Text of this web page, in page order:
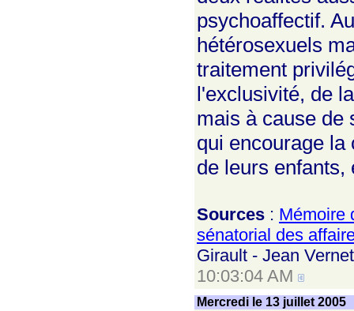
psychoaffectif.
hétérosexuels
traitement
l'exclusivité, de
mais à cause de
qui encourage
de leurs enfants,
Sources : Mémoire
sénatorial des
Girault - Jean
10:03:04 AM
Mercredi le 13 juillet 2005